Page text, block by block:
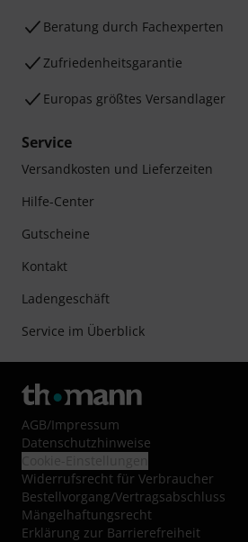
Beratung durch Fachexperten
Zufriedenheitsgarantie
Europas größtes Versandlager
Service
Versandkosten und Lieferzeiten
Hilfe-Center
Gutscheine
Kontakt
Ladengeschäft
Service im Überblick
AGB/Impressum
Datenschutzhinweise
Widerrufsrecht für Verbraucher
Bestellvorgang/Vertragsabschluss
Mängelhaftungsrecht
Erklärung zur Barrierefreiheit